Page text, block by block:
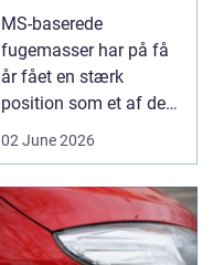
du dem rigtigt
MS-baserede
fugemasser har på få
år fået en stærk
position som et af de
mest alsidige valg til
02 June 2026